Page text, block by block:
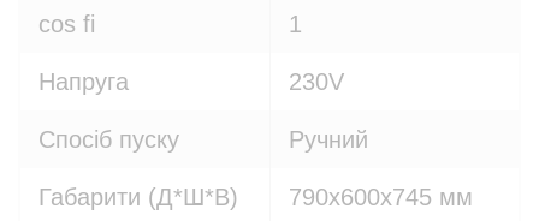
cos fi 1
Напруга 230V
Спосіб пуску Ручний
Габарити (Д*Ш*В) 790х600х745 мм